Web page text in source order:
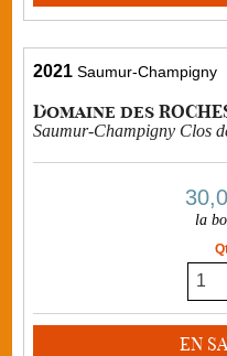
2021 Saumur-Champigny
Domaine des
Saumur-Champigny Clos
la
EN